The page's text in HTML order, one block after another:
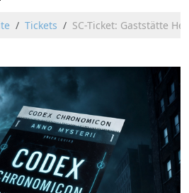
Tickets SC-Ticket: Gaststätte